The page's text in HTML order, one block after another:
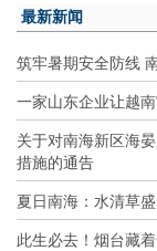
最新新闻
筑牢暑期安全防线
一家山东企业让越
关于对南海新区海
措施的通告
夏日南海：水清草
此生必去！烟台藏